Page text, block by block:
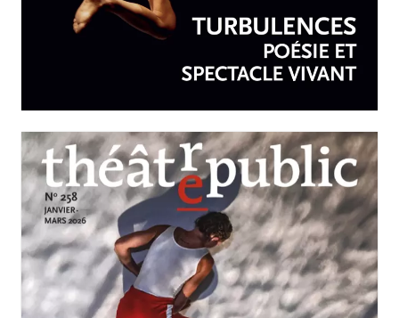
N°259
Turbulences : poésie et
spectacle vivant